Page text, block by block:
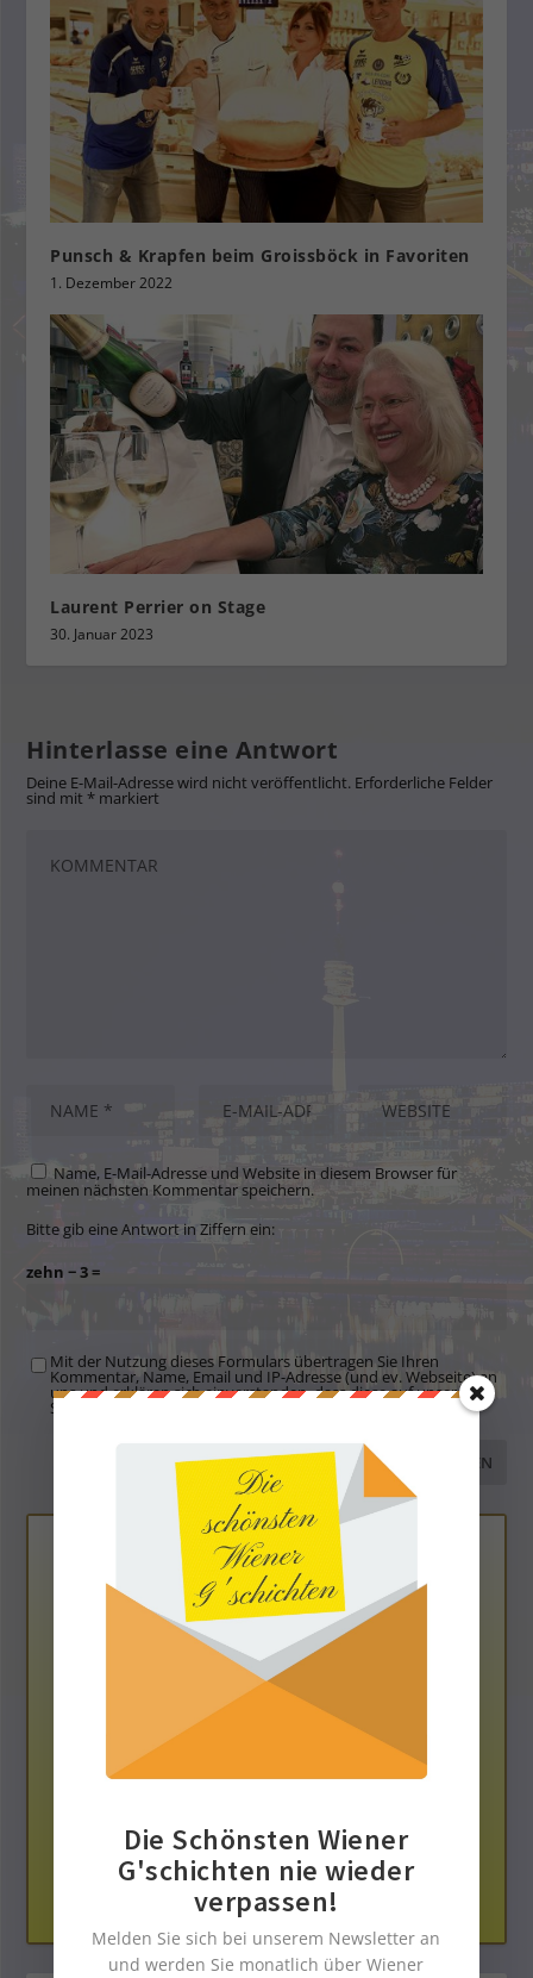
Punsch & Krapfen beim Groissböck in Favoriten
1. Dezember 2022
Laurent Perrier on Stage
30. Januar 2023
Hinterlasse eine Antwort
Deine E-Mail-Adresse wird nicht veröffentlicht. Erforderliche Felder
sind mit* markiert
Name, E-Mail-Adresse und Website in diesem Browser für
meinen nächsten Kommentar speichern.
Bitte gib eine Antwort in Ziffern ein:
zehn − 3 =
Mit der Nutzung dieses Formulars übertragen Sie Ihren
Kommentar, Name, Email und IP-Adresse (und ev. Webseite) an
uns und erklären sich einverstanden, dass diese auf unserem
Server gespeichert werden. Siehe *
Die Neue Bloggerplattform
Dem Ehrenkodex verpflichtet
Die Schönsten Wiener
G'schichten nie wieder
verpassen!
Melden Sie sich bei unserem Newsletter an
und werden Sie monatlich über Wiener